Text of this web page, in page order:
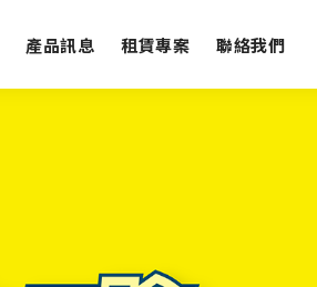
產品訊息 租賃專案 聯絡我們